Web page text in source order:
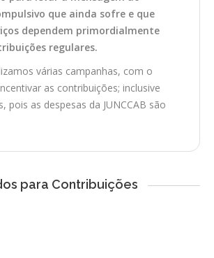
que ainda sofre e que
dependem primordialmente
regulares.
várias campanhas, com o
as contribuições; inclusive
pois as despesas da JUNCCAB são
para Contribuições